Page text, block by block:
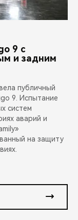
9 с
и задним
публичный
9. Испытание
систем
аварий и
на защиту